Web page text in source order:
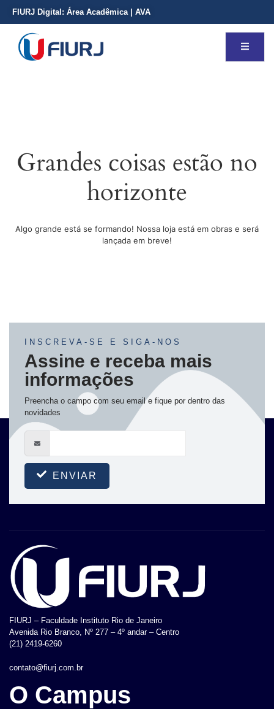
FIURJ Digital: Área Acadêmica AVA
Grandes coisas estão no
horizonte
Algo grande está se formando! Nossa loja está em obras e será
lançada em breve!
INSCREVA-SE E SIGA-NOS
Assine e receba mais
informações
Preencha o campo com seu email e fique por dentro das
novidades
ENVIAR
FIURJ – Faculdade Instituto Rio de Janeiro
Avenida Rio Branco, Nº 277 – 4º andar – Centro
(21) 2419-6260
contato@fiurj.com.br
O Campus